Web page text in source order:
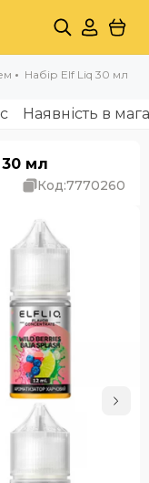
Набір Elf Liq 30 мл
Наявність в
30 мл
Код:7770260